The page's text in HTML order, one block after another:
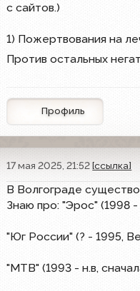
с сайтов.)
1) Пожертвования на
Против остальных
Профиль
17 мая 2025, 21:52[ссылка]
В Волгограде
Знаю про: "Эрос" (1998
"Юг России" (? - 1995,
"МТВ" (1993 - н.в,